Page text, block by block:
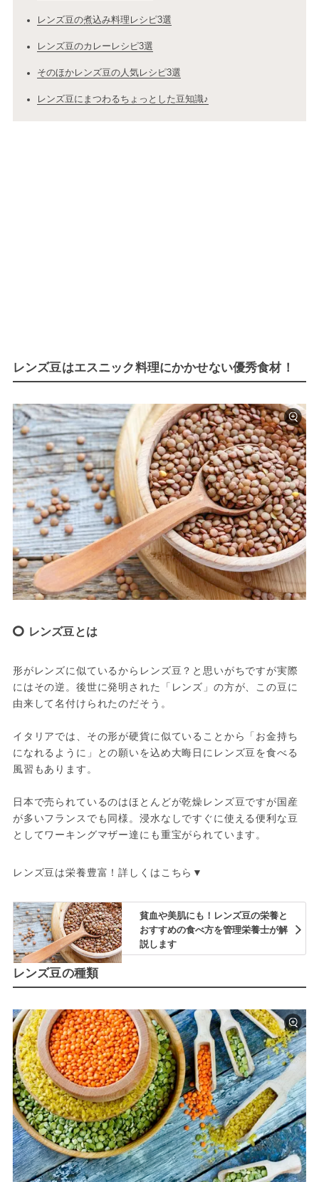
レンズ豆の煮込み料理レシピ3選
レンズ豆のカレーレシピ3選
そのほかレンズ豆の人気レシピ3選
レンズ豆にまつわるちょっとした豆知識♪
レンズ豆はエスニック料理にかかせない優秀食材！
レンズ豆とは
形がレンズに似ているからレンズ豆？と思いがちですが実際
にはその逆。後世に発明された「レンズ」の方が、この豆に
由来して名付けられたのだそう。
イタリアでは、その形が硬貨に似ていることから「お金持ち
になれるように」との願いを込め大晦日にレンズ豆を食べる
風習もあります。
日本で売られているのはほとんどが乾燥レンズ豆ですが国産
が多いフランスでも同様。浸水なしですぐに使える便利な豆
としてワーキングマザー達にも重宝がられています。
レンズ豆は栄養豊富！詳しくはこちら▼
貧血や美肌にも！レンズ豆の栄養と
おすすめの食べ方を管理栄養士が解
説します
レンズ豆の種類